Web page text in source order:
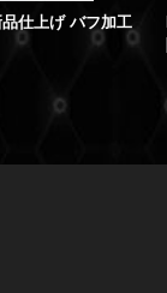
仕上げ バフ加工